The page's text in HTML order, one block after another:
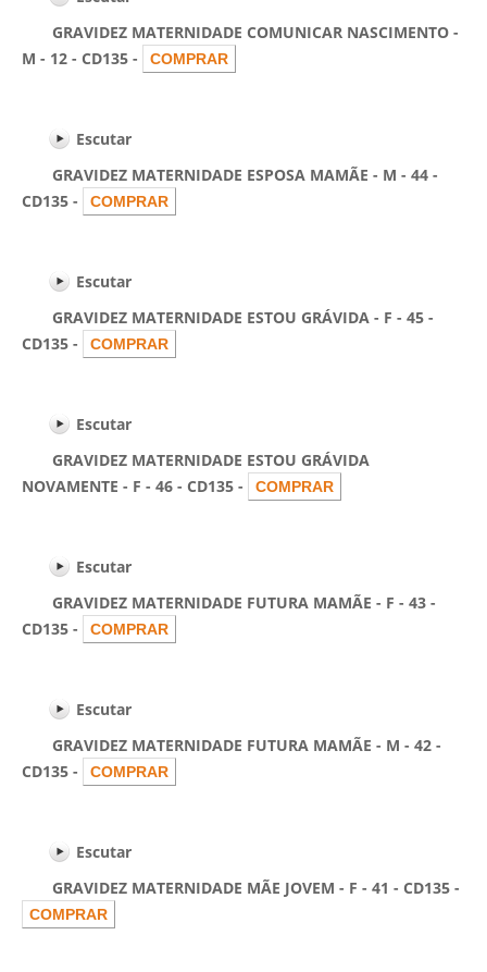
GRAVIDEZ MATERNIDADE COMUNICAR NASCIMENTO -
M - 12 - CD135 -
Escutar
GRAVIDEZ MATERNIDADE ESPOSA MAMÃE - M - 44 -
CD135 -
Escutar
GRAVIDEZ MATERNIDADE ESTOU GRÁVIDA - F - 45 -
CD135 -
Escutar
GRAVIDEZ MATERNIDADE ESTOU GRÁVIDA
NOVAMENTE - F - 46 - CD135 -
Escutar
GRAVIDEZ MATERNIDADE FUTURA MAMÃE - F - 43 -
CD135 -
Escutar
GRAVIDEZ MATERNIDADE FUTURA MAMÃE - M - 42 -
CD135 -
Escutar
GRAVIDEZ MATERNIDADE MÃE JOVEM - F - 41 - CD135 -